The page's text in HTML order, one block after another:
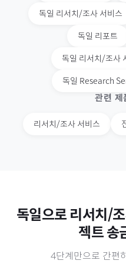
독일 리서치/조사 서비스
독일 리포트
독일 리서치/조사
독일 Research
관련 제
리서치/조사 서비스
독일으로 리서치/
젝트 송
4단계만으로 간편